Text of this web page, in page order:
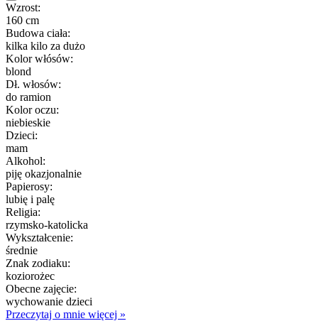
Wzrost:
160 cm
Budowa ciała:
kilka kilo za dużo
Kolor włósów:
blond
Dł. włosów:
do ramion
Kolor oczu:
niebieskie
Dzieci:
mam
Alkohol:
piję okazjonalnie
Papierosy:
lubię i palę
Religia:
rzymsko-katolicka
Wykształcenie:
średnie
Znak zodiaku:
koziorożec
Obecne zajęcie:
wychowanie dzieci
Przeczytaj o mnie więcej »